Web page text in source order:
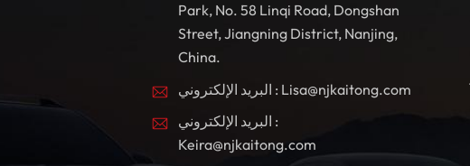
Park, No. 58 Linqi Road, Dongshan
Street, Jiangning District, Nanjing,
China.
البريد الإلكتروني : Lisa@njkaitong.com
البريد الإلكتروني :
Keira@njkaitong.com